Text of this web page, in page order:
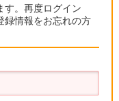
す。再度ログイン
録情報をお忘れの方